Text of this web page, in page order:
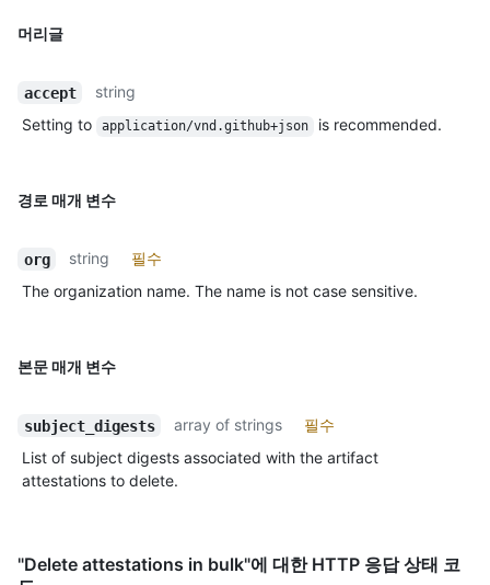
머리글
accept
string
Setting to
application/vnd.github+json is recommended.
경로 매개 변수
org string
필수
The organization name. The name is not case sensitive.
본문 매개 변수
subject_digests array of strings
필수
List of subject digests associated with the artifact
attestations to delete.
"Delete attestations in bulk"에 대한 HTTP 응답 상태 코